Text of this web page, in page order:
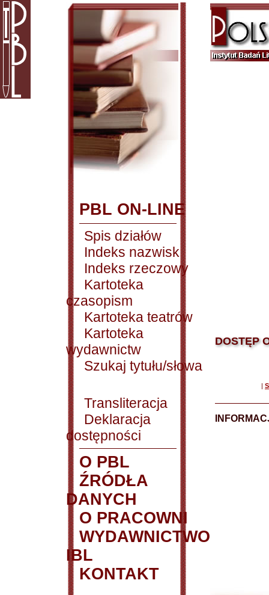
PBL ON-LINE
Spis działów
Indeks nazwisk
Indeks rzeczowy
Kartoteka
czasopism
Kartoteka teatrów
Kartoteka
wydawnictw
Szukaj tytułu/słowa
Transliteracja
Deklaracja
dostępności
O PBL
ŹRÓDŁA
DANYCH
O PRACOWNI
WYDAWNICTWO
IBL
KONTAKT
DOSTĘP
|